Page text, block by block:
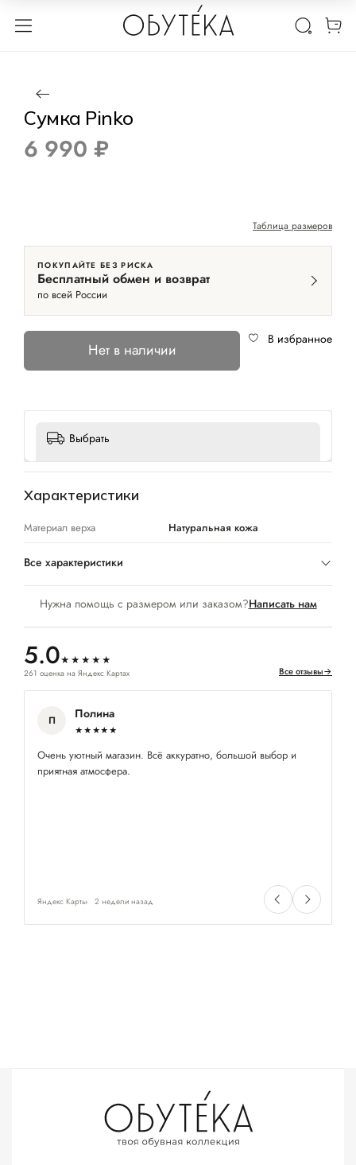
1 / 2
Сумка Pinko
6 990 ₽
Таблица размеров
ПОКУПАЙТЕ БЕЗ РИСКА
Бесплатный обмен и возврат
по всей России
Нет в наличии
В избранное
Выбрать
Нужна помощь с размером или заказом?Написать нам
5.0★★★★★
261 оценка на Яндекс Картах Все отзывы→
П Полина
★★★★★
Очень уютный магазин. Всё аккуратно, большой выбор и
приятная атмосфера.
Яндекс Карты 2 недели назад
Характеристики
Материал верха Натуральная кожа
Все характеристики